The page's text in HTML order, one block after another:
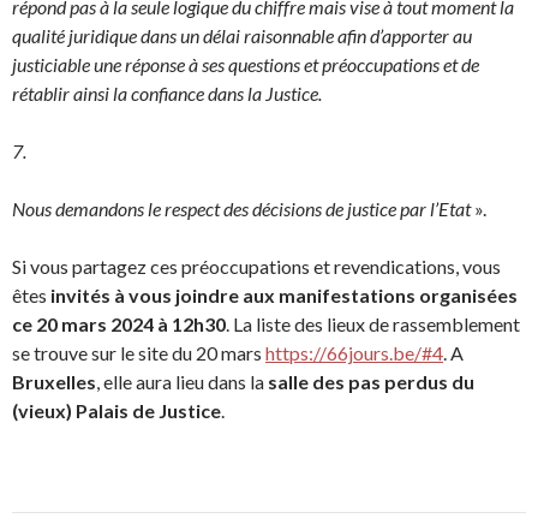
répond pas à la seule logique du chiffre mais vise à tout moment la
qualité juridique dans un délai raisonnable afin d’apporter au
justiciable une réponse à ses questions et préoccupations et de
rétablir ainsi la confiance dans la Justice.
7.
Nous demandons le respect des décisions de justice par l’Etat».
Si vous partagez ces préoccupations et revendications, vous
êtes invités à vous joindre aux manifestations organisées
ce 20 mars 2024 à 12h30. La liste des lieux de rassemblement
se trouve sur le site du 20 mars https://66jours.be/#4. A
Bruxelles, elle aura lieu dans la salle des pas perdus du
(vieux) Palais de Justice.